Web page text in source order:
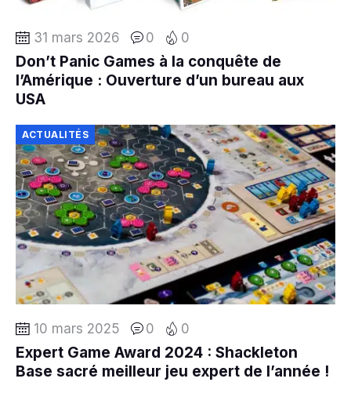
31 mars 2026 0 0
Don’t Panic Games à la conquête de
l’Amérique : Ouverture d’un bureau aux
USA
ACTUALITÉS
10 mars 2025 0 0
Expert Game Award 2024 : Shackleton
Base sacré meilleur jeu expert de l’année !